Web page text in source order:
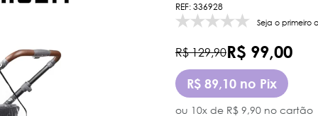
Almofadas e acessórios
Oportunidades
Passeio
REF: 336928
Seja o primeiro
R$ 129,90R$ 99,00
R$ 89,10 no Pix
ou 10x de R$ 9,90 no cartão